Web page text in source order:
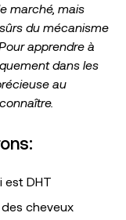
marché, mais
du mécanisme
apprendre à
dans les
au
est DHT
cheveux